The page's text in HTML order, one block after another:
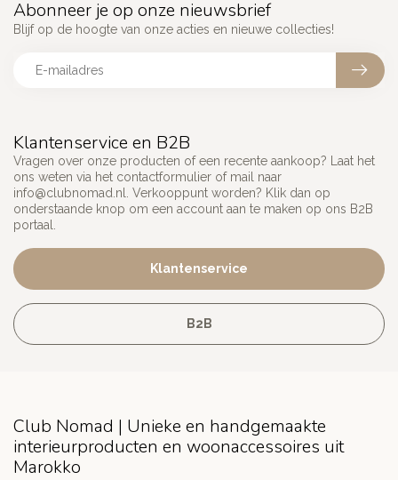
Klantenservice en B2B
Vragen over onze producten of een recente aankoop? Laat het
ons weten via het contactformulier of mail naar
info@clubnomad.nl
. Verkooppunt worden? Klik dan op
onderstaande knop om een account aan te maken op ons B2B
portaal.
Klantenservice
B2B
Abonneer je op onze nieuwsbrief
Blijf op de hoogte van onze acties en nieuwe collecties!
Club Nomad | Unieke en handgemaakte
interieurproducten en woonaccessoires uit
Marokko